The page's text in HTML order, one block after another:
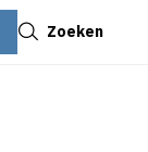
Zoeken